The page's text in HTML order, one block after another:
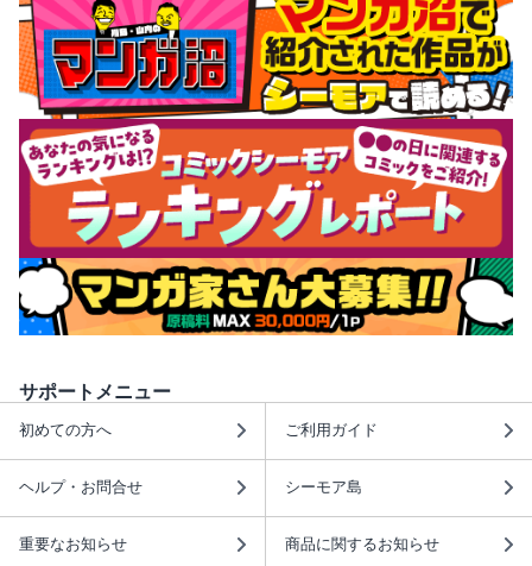
サポートメニュー
初めての方へ ご利用ガイド
ヘルプ・お問合せ シーモア島
重要なお知らせ 商品に関するお知らせ